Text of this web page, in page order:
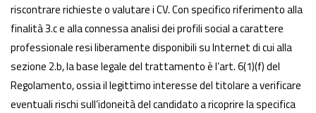
riscontrare richieste o valutare i CV. Con specifico riferimento alla
finalità 3.c e alla connessa analisi dei profili social a carattere
professionale resi liberamente disponibili su Internet di cui alla
sezione 2.b, la base legale del trattamento è l’art. 6(1)(f) del
Regolamento, ossia il legittimo interesse del titolare a verificare
eventuali rischi sull’idoneità del candidato a ricoprire la specifica